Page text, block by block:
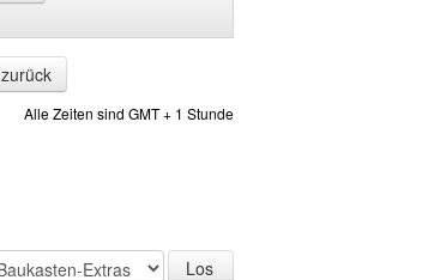
zurück
Alle Zeiten sind GMT + 1 Stunde